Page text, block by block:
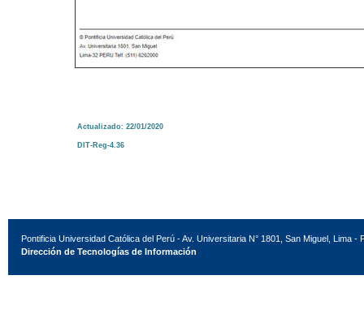
Actualizado: 22/01/2020
DIT-Reg-4.36
Pontificia Universidad Católica del Perú - Av. Universitaria N° 1801, San Miguel, Lima -
Dirección de Tecnologías de Información